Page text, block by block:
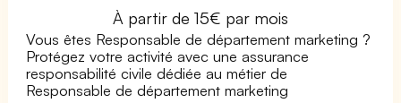
À partir de 15€ par mois
Vous êtes Responsable de département marketing ?
Protégez votre activité avec une assurance
responsabilité civile dédiée au métier de
Responsable de département marketing